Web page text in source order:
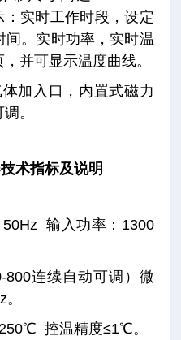
实时工作时段，设定
。实时功率，实时温
并可显示温度曲线。
加入口，内置式磁力
。
术指标及说明
输入功率：1300
连续自动可调）微
控温精度≤1℃。